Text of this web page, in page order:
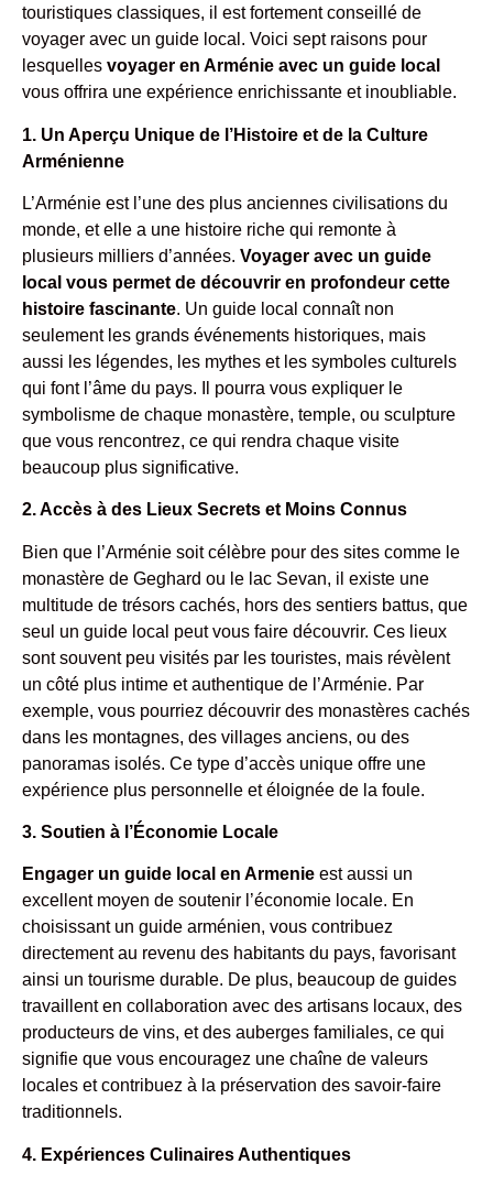
touristiques classiques, il est fortement conseillé de
voyager avec un guide local. Voici sept raisons pour
lesquelles voyager en Arménie avec un guide local
vous offrira une expérience enrichissante et inoubliable.
1. Un Aperçu Unique de l’Histoire et de la Culture
Arménienne
L’Arménie est l’une des plus anciennes civilisations du
monde, et elle a une histoire riche qui remonte à
plusieurs milliers d’années. Voyager avec un guide
local vous permet de découvrir en profondeur cette
histoire fascinante. Un guide local connaît non
seulement les grands événements historiques, mais
aussi les légendes, les mythes et les symboles culturels
qui font l’âme du pays. Il pourra vous expliquer le
symbolisme de chaque monastère, temple, ou sculpture
que vous rencontrez, ce qui rendra chaque visite
beaucoup plus significative.
2. Accès à des Lieux Secrets et Moins Connus
Bien que l’Arménie soit célèbre pour des sites comme le
monastère de Geghard ou le lac Sevan, il existe une
multitude de trésors cachés, hors des sentiers battus, que
seul un guide local peut vous faire découvrir. Ces lieux
sont souvent peu visités par les touristes, mais révèlent
un côté plus intime et authentique de l’Arménie. Par
exemple, vous pourriez découvrir des monastères cachés
dans les montagnes, des villages anciens, ou des
panoramas isolés. Ce type d’accès unique offre une
expérience plus personnelle et éloignée de la foule.
3. Soutien à l’Économie Locale
Engager un guide local en Armenie est aussi un
excellent moyen de soutenir l’économie locale. En
choisissant un guide arménien, vous contribuez
directement au revenu des habitants du pays, favorisant
ainsi un tourisme durable. De plus, beaucoup de guides
travaillent en collaboration avec des artisans locaux, des
producteurs de vins, et des auberges familiales, ce qui
signifie que vous encouragez une chaîne de valeurs
locales et contribuez à la préservation des savoir-faire
traditionnels.
4. Expériences Culinaires Authentiques